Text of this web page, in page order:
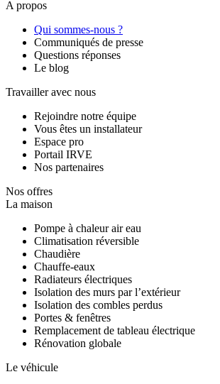
A propos
Qui sommes-nous ?
Communiqués de presse
Questions réponses
Le blog
Travailler avec nous
Rejoindre notre équipe
Vous êtes un installateur
Espace pro
Portail IRVE
Nos partenaires
Nos offres
La maison
Pompe à chaleur air eau
Climatisation réversible
Chaudière
Chauffe-eaux
Radiateurs électriques
Isolation des murs par l’extérieur
Isolation des combles perdus
Portes & fenêtres
Remplacement de tableau électrique
Rénovation globale
Le véhicule